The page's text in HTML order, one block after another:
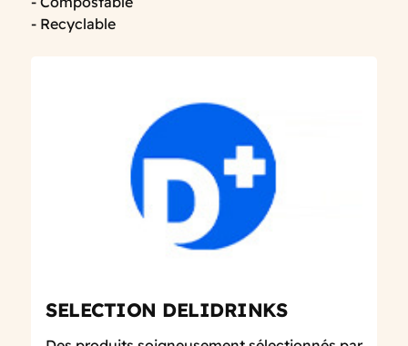
- Recyclable
SELECTION DELIDRINKS